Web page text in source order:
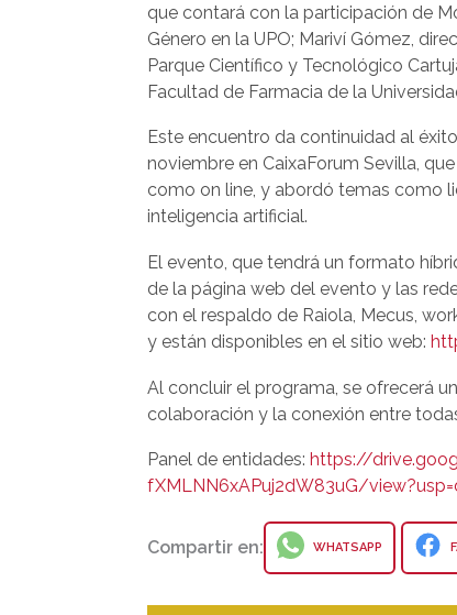
que contará con la participación de
Género en la UPO; Mariví Gómez,
Parque Científico y Tecnológico
Facultad de Farmacia de la
Este encuentro da continuidad al
noviembre en CaixaForum Sevilla,
como on line, y abordó temas como
inteligencia artificial.
El evento, que tendrá un formato
de la página web del evento y las
con el respaldo de Raiola, Mecus,
y están disponibles en el sitio web:
Al concluir el programa, se ofrecerá
colaboración y la conexión entre
Panel de entidades: https://
fXMLNN6xAPuj2dW83uG/
Compartir en: WHATSAPP